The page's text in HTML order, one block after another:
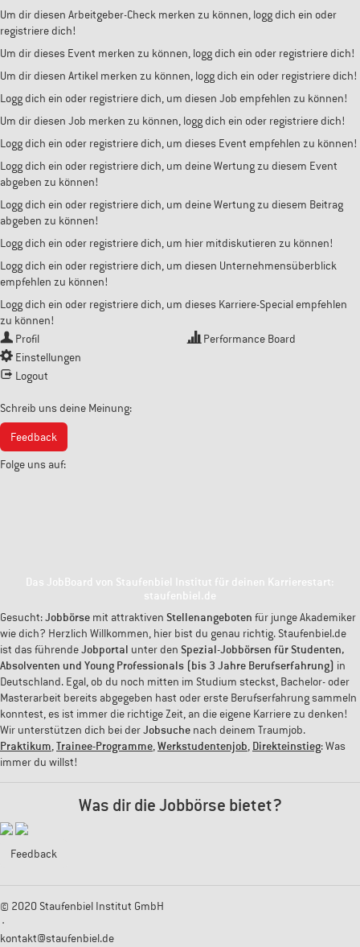
Um dir diesen Arbeitgeber-Check merken zu können, logg dich ein oder
registriere dich!
Um dir dieses Event merken zu können, logg dich ein oder registriere dich!
Um dir diesen Artikel merken zu können, logg dich ein oder registriere dich!
Logg dich ein oder registriere dich, um diesen Job empfehlen zu können!
Um dir diesen Job merken zu können, logg dich ein oder registriere dich!
Logg dich ein oder registriere dich, um dieses Event empfehlen zu können!
Logg dich ein oder registriere dich, um deine Wertung zu diesem Event
abgeben zu können!
Logg dich ein oder registriere dich, um deine Wertung zu diesem Beitrag
abgeben zu können!
Logg dich ein oder registriere dich, um hier mitdiskutieren zu können!
Logg dich ein oder registriere dich, um diesen Unternehmensüberblick
empfehlen zu können!
Logg dich ein oder registriere dich, um dieses Karriere-Special empfehlen
zu können!
Profil
Performance Board
Einstellungen
Logout
Schreib uns deine Meinung:
Feedback
Folge uns auf:
Das JobBoard von Staufenbiel Institut für deinen Karrierestart:
staufenbiel.de
Gesucht:Jobbörse mit attraktiven Stellenangeboten für junge Akademiker
wie dich? Herzlich Willkommen, hier bist du genau richtig. Staufenbiel.de
ist das führendeJobportal unter den Spezial-Jobbörsen für Studenten,
Absolventen und Young Professionals (bis 3 Jahre Berufserfahrung) in
Deutschland. Egal, ob du noch mitten im Studium steckst, Bachelor- oder
Masterarbeit bereits abgegeben hast oder erste Berufserfahrung sammeln
konntest, es ist immer die richtige Zeit, an die eigene Karriere zu denken!
Wir unterstützen dich bei derJobsuche nach deinem Traumjob.
Praktikum Trainee-Programme Werkstudentenjob Direkteinstieg: Was
immer du willst!
Was dir die Jobbörse bietet?
Feedback
© 2020 Staufenbiel Institut GmbH
·
kontakt@staufenbiel.de